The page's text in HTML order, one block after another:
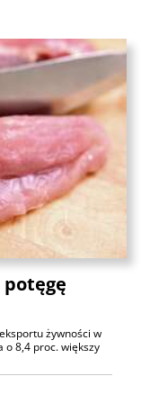
żywności w
o 8,4 proc. większy